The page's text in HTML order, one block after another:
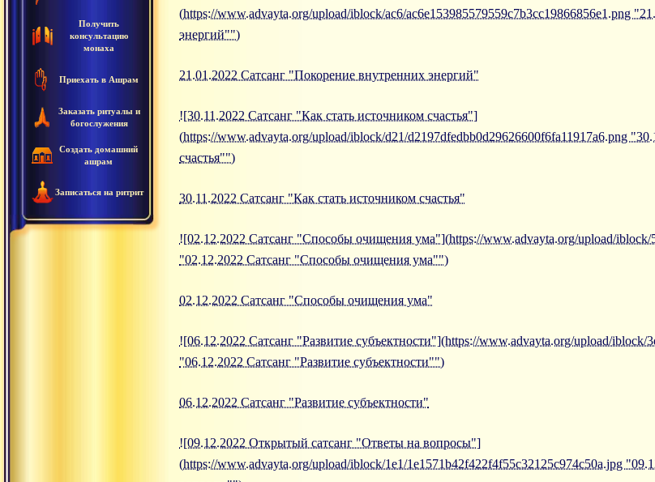
Получить
консультацию
монаха
Приехать в Ашрам
Заказать ритуалы и
богослужения
Создать домашний
ашрам
Записаться на ритрит
(https://www.advayta.org/upload/iblock/ac6/ac6e153985579559c7b3cc19866856e1.png
энергий"")
21.01.2022 Сатсанг "Покорение внутренних энергий"
![30.11.2022 Сатсанг "Как стать источником счастья"]
(https://www.advayta.org/upload/iblock/d21/d2197dfedbb0d29626600f6fa11917a6.png
счастья"")
30.11.2022 Сатсанг "Как стать источником счастья"
![02.12.2022 Сатсанг "Способы очищения ума"](https://www.advayta.org/upload/iblock/
"02.12.2022 Сатсанг "Способы очищения ума"")
02.12.2022 Сатсанг "Способы очищения ума"
![06.12.2022 Сатсанг "Развитие субъектности"](https://www.advayta.org/upload/
"06.12.2022 Сатсанг "Развитие субъектности"")
06.12.2022 Сатсанг "Развитие субъектности"
![09.12.2022 Открытый сатсанг "Ответы на вопросы"]
(https://www.advayta.org/upload/iblock/1e1/1e1571b42f422f4f55c32125c974c50a.jpg